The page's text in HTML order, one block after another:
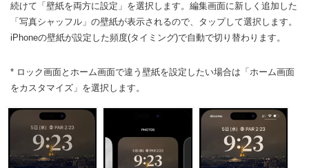
続けて「壁紙を両方に設定」を選択します。編集画面に新しく追加した
「写真シャッフル」の壁紙が表示されるので、タップして選択します。
iPhoneの壁紙が設定した頻度(タイミング)で自動で切り替わります。
* ロック画面とホーム画面で違う壁紙を設定したい場合は「ホーム画面
をカスタマイズ」を選択します。